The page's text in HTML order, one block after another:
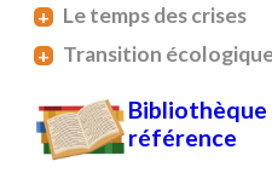
+ Le temps des crises
+ Transition
Bibliothèque
référence